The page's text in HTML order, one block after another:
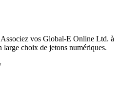
vos Global-E Online Ltd. à
choix de jetons numériques.